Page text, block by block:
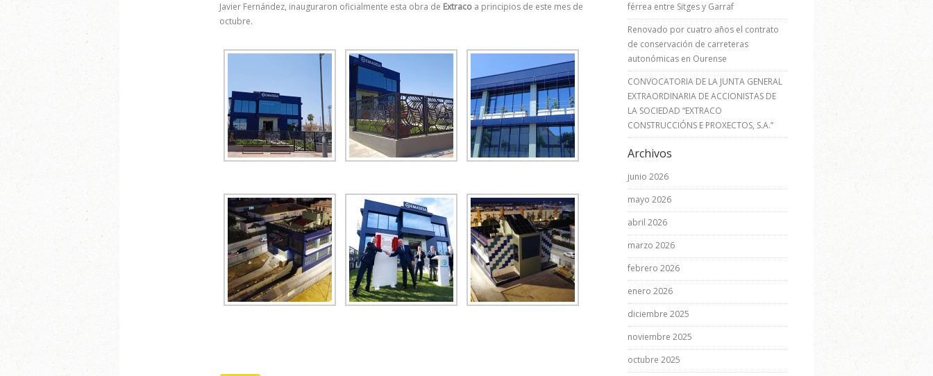
Javier Fernández, inauguraron oficialmente esta obra de Extraco a principios de este mes de
octubre.
férrea entre Sitges y Garraf
Renovado por cuatro años el contrato
de conservación de carreteras
autonómicas en Ourense
CONVOCATORIA DE LA JUNTA GENERAL
EXTRAORDINARIA DE ACCIONISTAS DE
LA SOCIEDAD “EXTRACO
CONSTRUCCIÓNS E PROXECTOS, S.A.”
Archivos
junio 2026
mayo 2026
abril 2026
marzo 2026
febrero 2026
enero 2026
diciembre 2025
noviembre 2025
octubre 2025